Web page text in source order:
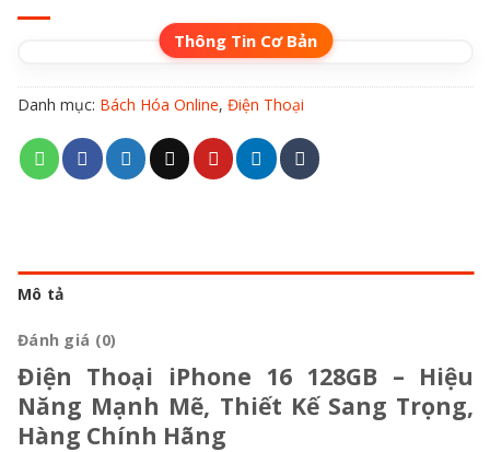
Danh mục: Bách Hóa Online, Điện Thoại
Mô tả
Đánh giá (0)
Điện Thoại iPhone 16 128GB – Hiệu
Năng Mạnh Mẽ, Thiết Kế Sang Trọng,
Hàng Chính Hãng